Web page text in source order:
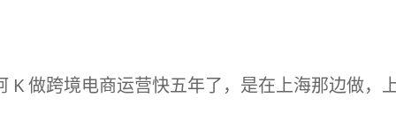
K 做跨境电商运营快五年了，是在上海那边做，